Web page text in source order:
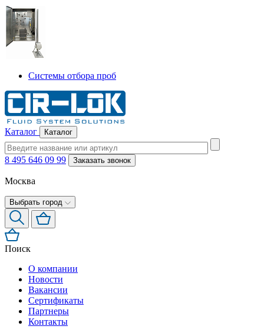
Системы отбора проб
Каталог Каталог
8 495 646 09 99 Заказать звонок
Москва
Выбрать город
Поиск
О компании
Новости
Вакансии
Сертификаты
Партнеры
Контакты